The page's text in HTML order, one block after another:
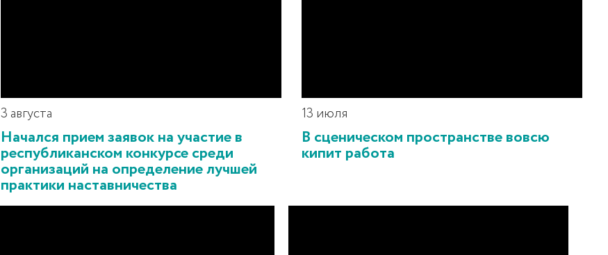
3 августа
Начался прием заявок на участие в
республиканском конкурсе среди
организаций на определение лучшей
практики наставничества
13 июля
В сценическом пространстве вовсю
кипит работа